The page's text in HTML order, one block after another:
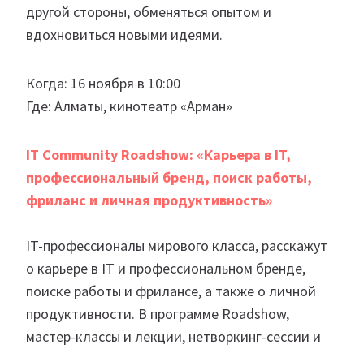
другой стороны, обменяться опытом и
вдохновиться новыми идеями.
Когда: 16 ноября в 10:00
Где: Алматы, кинотеатр «Арман»
IT Community Roadshow: «Карьера в IT,
профессиональный бренд, поиск работы,
фриланс и личная продуктивность»
IT-профессионалы мирового класса, расскажут
о карьере в IT и профессиональном бренде,
поиске работы и фрилансе, а также о личной
продуктивности. В программе Roadshow,
мастер-классы и лекции, нетворкинг-сессии и